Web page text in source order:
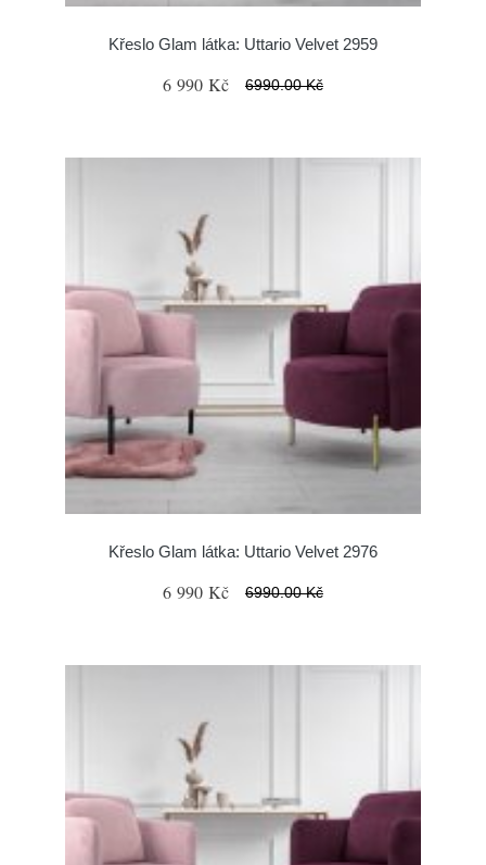
Křeslo Glam látka: Uttario Velvet 2959
6 990 Kč 6990.00 Kč
Křeslo Glam látka: Uttario Velvet 2976
6 990 Kč 6990.00 Kč